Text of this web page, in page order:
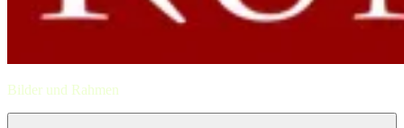
Bilder und Rahmen